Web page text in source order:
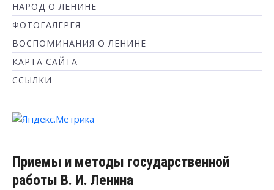
НАРОД О ЛЕНИНЕ
ФОТОГАЛЕРЕЯ
ВОСПОМИНАНИЯ О ЛЕНИНЕ
КАРТА САЙТА
ССЫЛКИ
Приемы и методы государственной
работы В. И. Ленина